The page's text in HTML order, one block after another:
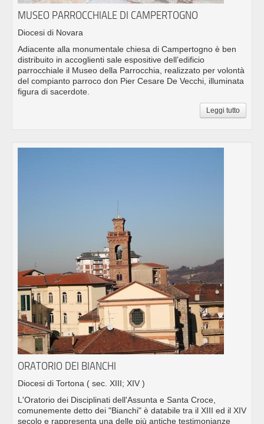
MUSEO PARROCCHIALE DI CAMPERTOGNO
Diocesi di Novara
Adiacente alla monumentale chiesa di Campertogno è ben
distribuito in accoglienti sale espositive dell’edificio
parrocchiale il Museo della Parrocchia, realizzato per volontà
del compianto parroco don Pier Cesare De Vecchi, illuminata
figura di sacerdote.
Leggi tutto
ORATORIO DEI BIANCHI
Diocesi di Tortona ( sec. XIII; XIV )
L'Oratorio dei Disciplinati dell'Assunta e Santa Croce,
comunemente detto dei "Bianchi" è databile tra il XIII ed il XIV
secolo e rappresenta una delle più antiche testimonianze